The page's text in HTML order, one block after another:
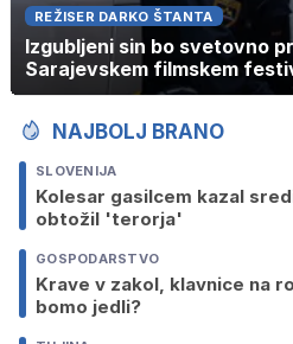
REŽISER DARKO ŠTANTA
Izgubljeni sin bo svetovno
Sarajevskem filmskem
NAJBOLJ BRANO
SLOVENIJA
Kolesar gasilcem kazal
obtožil 'terorja'
GOSPODARSTVO
Krave v zakol, klavnice na
bomo jedli?